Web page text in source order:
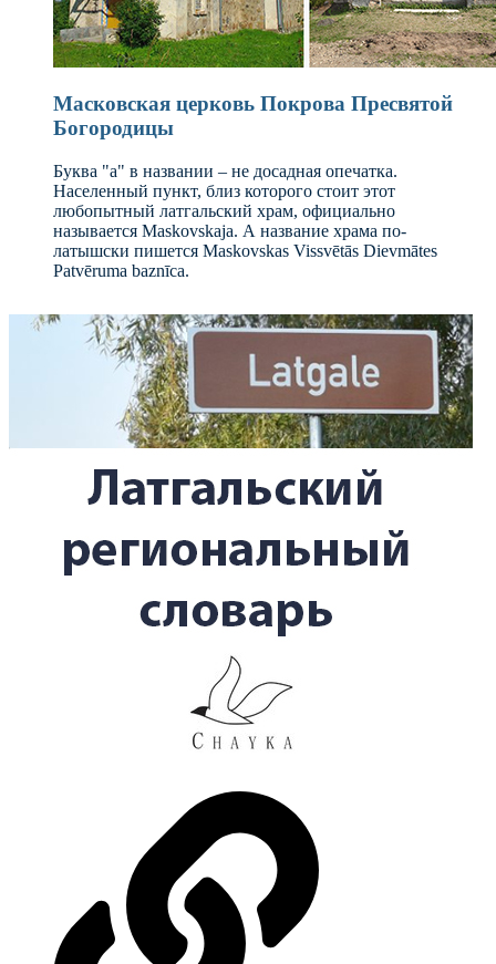
Масковская церковь Покрова Пресвятой
Богородицы
Буква "а" в названии – не досадная опечатка.
Населенный пункт, близ которого стоит этот
любопытный латгальский храм, официально
называется Maskovskaja. А название храма по-
латышски пишется Maskovskas Vissvētās Dievmātes
Patvēruma baznīca.